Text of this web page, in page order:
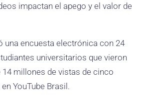
impactan el apego y el valor de
una encuesta electrónica con 24
universitarios que vieron
millones de vistas de cinco
YouTube Brasil.